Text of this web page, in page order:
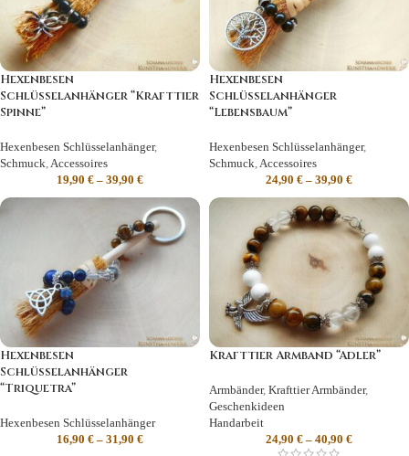
Hexenbesen
Schlüsselanhänger “Krafttier
Spinne”
Hexenbesen Schlüsselanhänger,
Schmuck Accessoires
19,90 € – 39,90 €
Hexenbesen
Schlüsselanhänger
“Lebensbaum”
Hexenbesen Schlüsselanhänger,
Schmuck Accessoires
24,90 € – 39,90 €
Hexenbesen
Schlüsselanhänger
“Triquetra”
Hexenbesen Schlüsselanhänger
16,90 € – 31,90 €
Krafttier Armband “Adler”
Armbänder, Krafttier Armbänder,
Geschenkideen
Handarbeit
24,90 € – 40,90 €